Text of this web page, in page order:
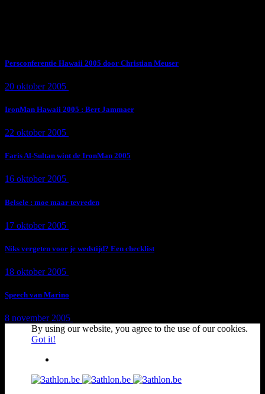
Persconferentie Hawaii 2005 door Christian Meuser
20 oktober 2005
IronMan Hawaii 2005 : Bert Jammaer
22 oktober 2005
Faris Al-Sultan wint de IronMan 2005
16 oktober 2005
Belsele : moe maar tevreden
17 oktober 2005
Niks vergeten voor je wedstijd? Een checklist
18 oktober 2005
Speech van Marino
8 november 2005
By using our website, you agree to the use of our cookies.
Got it!